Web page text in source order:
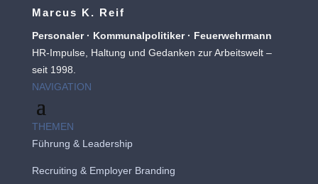
Marcus K. Reif
Personaler · Kommunalpolitiker · Feuerwehrmann
HR-Impulse, Haltung und Gedanken zur Arbeitswelt –
seit 1998.
NAVIGATION
THEMEN
Führung & Leadership
Recruiting & Employer Branding